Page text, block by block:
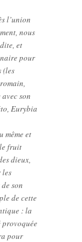
l’union
nous
et
pour
(les
son
Eurybia
même et
fruit
dieux,
les
son
de cette
: la
provoquée
pour